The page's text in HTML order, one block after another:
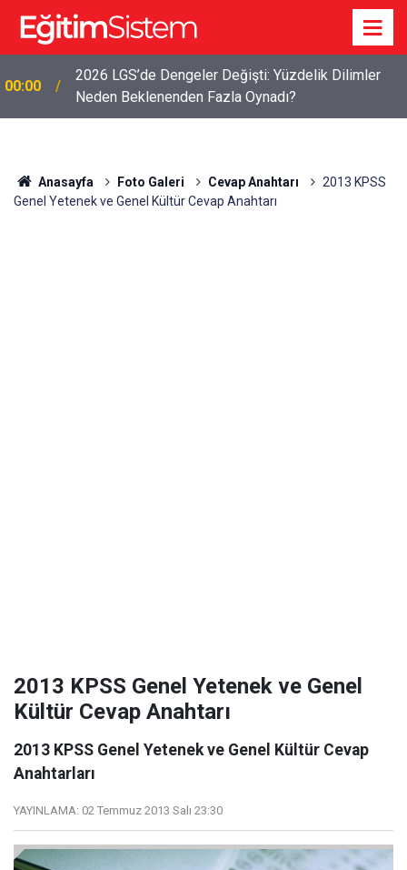
00:00
2026 LGS’de Dengeler Değişti: Yüzdelik Dilimler
Neden Beklenenden Fazla Oynadı?
Anasayfa Foto Galeri Cevap Anahtarı
2013 KPSS
Genel Yetenek ve Genel Kültür Cevap Anahtarı
2013 KPSS Genel Yetenek ve Genel
Kültür Cevap Anahtarı
2013 KPSS Genel Yetenek ve Genel Kültür Cevap
Anahtarları
YAYINLAMA: 02 Temmuz 2013 Salı 23:30